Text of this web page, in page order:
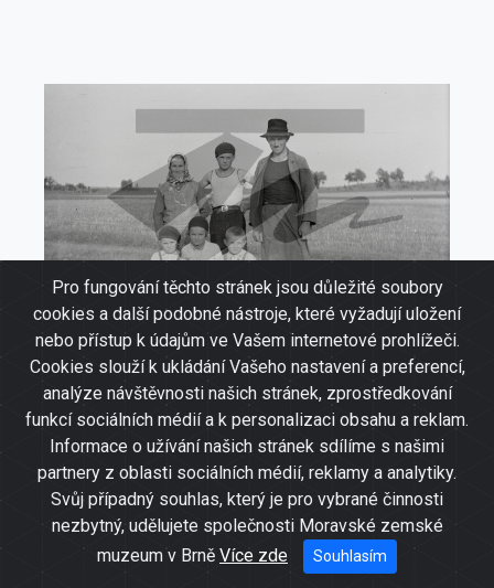
Pro fungování těchto stránek jsou důležité soubory
cookies a další podobné nástroje, které vyžadují uložení
nebo přístup k údajům ve Vašem internetové prohlížeči.
Cookies slouží k ukládání Vašeho nastavení a preferencí,
analýze návštěvnosti našich stránek, zprostředkování
funkcí sociálních médií a k personalizaci obsahu a reklam.
Informace o užívání našich stránek sdílíme s našimi
partnery z oblasti sociálních médií, reklamy a analytiky.
Svůj případný souhlas, který je pro vybrané činnosti
nezbytný, udělujete společnosti Moravské zemské
muzeum v Brně Více zde Souhlasím
Rodina z Poldovky (Štěrbova)